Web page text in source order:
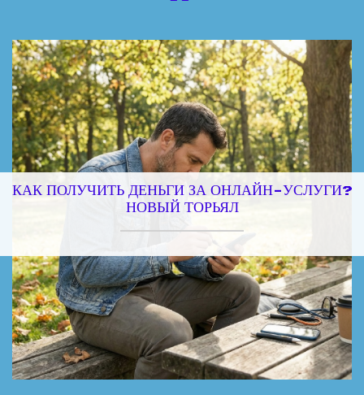
КАК ПОЛУЧИТЬ ДЕНЬГИ ЗА ОНЛАЙН-УСЛУГИ?
НОВЫЙ ТОРЬЯЛ